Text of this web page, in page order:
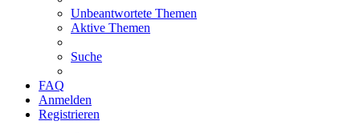
Unbeantwortete Themen
Aktive Themen
Suche
FAQ
Anmelden
Registrieren